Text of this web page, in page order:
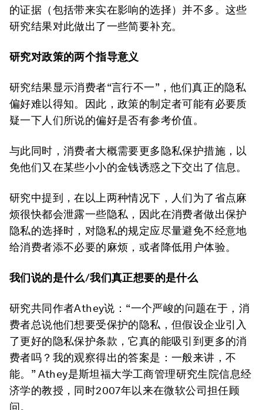
的证据（包括带来实在影响的选择）并不多。这些
研究结果对此做出了一些简要补充。
研究对政策的两个指导意义
研究结果显示消费者“言行不一”，他们真正的隐私
偏好难以得知。因此，政策的制定者可能有必要质
疑一下人们所说的偏好是否有参考价值。
与此同时，消费者大概需要更多隐私保护措施，以
免他们又在某些小小的金钱诱惑之下交出了信息。
研究中提到，在以上两种情况下，人们为了省点麻
烦很快都会泄露一些隐私，因此在消费者做出保护
隐私的选择时，对隐私的规定应尽量避免不经意地
给消费者添不必要的麻烦，或者降低用户体验。
我们说的是什么/我们真正想要的是什么
研究共同作者Athey说：“一个严峻的问题在于，消
费者总说他们想要受保护的隐私，但假设企业引入
了更好的隐私保护条款，它真的能吸引到更多的消
费者吗？我的观察得出的答案是：一般来讲，不
能。” Athey是斯坦福大学工商管理研究生院信息经
济学的教授，同时2007年以来在微软公司担任顾
问。